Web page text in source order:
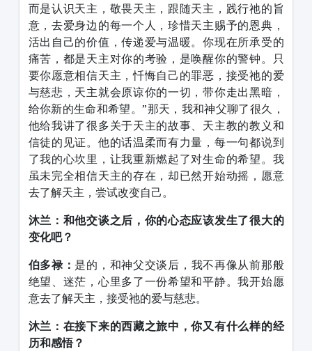
而是认识天主，敬畏天主，跟随天主，践行祂的旨
意，去爱身边的每一个人，珍惜天主赐予的恩典，
活出自己的价值，传递爱与温暖。你现在所承受的
痛苦，都是天主对你的考验，是唤醒你的警钟。只
要你愿意相信天主，忏悔自己的罪恶，接受祂的爱
与慈悲，天主就会原谅你的一切，带你走出黑暗，
给你新的生命和希望。”那天，我和神父聊了很久，
他给我讲了很多关于天主的故事、天主教的教义和
信徒的见证。他的话温柔而有力量，每一句都说到
了我的心坎里，让我重新燃起了对生命的希望。我
虽未完全相信天主的存在，却已然开始动摇，愿意
去了解天主，尝试改变自己。
沐兰：和他交谈之后，你的心态应该发生了很大的
变化吧？
伯多禄： 是的，和神父交谈后，我不再像从前那般
绝望、迷茫，心里多了一份希望和平静。我开始愿
意去了解天主，接受祂的爱与慈悲。
沐兰：在接下来的西藏之旅中，你又有什么样的经
历和感悟？